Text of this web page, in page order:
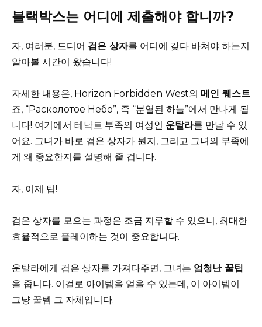
블랙박스는 어디에 제출해야 합니까?
자, 여러분, 드디어 검은 상자를 어디에 갖다 바쳐야 하는지
알아볼 시간이 왔습니다!
자세한 내용은, Horizon Forbidden West의 메인 퀘스트
죠, “Расколотое Небо”, 즉 “분열된 하늘”에서 만나게 됩
니다! 여기에서 테낙트 부족의 여성인 운탈라를 만날 수 있
어요. 그녀가 바로 검은 상자가 뭔지, 그리고 그녀의 부족에
게 왜 중요한지를 설명해 줄 겁니다.
자, 이제 팁!
검은 상자를 모으는 과정은 조금 지루할 수 있으니, 최대한
효율적으로 플레이하는 것이 중요합니다.
운탈라에게 검은 상자를 가져다주면, 그녀는 엄청난 꿀팁
을 줍니다. 이걸로 아이템을 얻을 수 있는데, 이 아이템이
그냥 꿀템 그 자체입니다.